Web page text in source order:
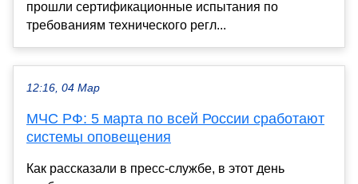
прошли сертификационные испытания по
требованиям технического регл...
12:16, 04 Мар
МЧС РФ: 5 марта по всей России сработают
системы оповещения
Как рассказали в пресс-службе, в этот день